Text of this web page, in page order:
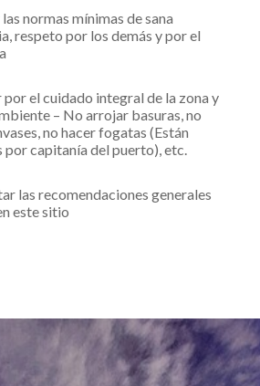
normas mínimas de sana
respeto por los demás y por el
por el cuidado integral de la zona y
– No arrojar basuras, no
no hacer fogatas (Están
capitanía del puerto), etc.
las recomendaciones generales
este sitio